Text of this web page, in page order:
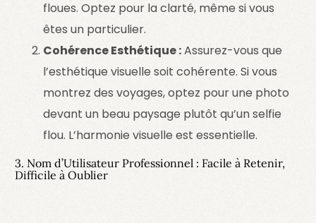
floues. Optez pour la clarté, même si vous
êtes un particulier.
Cohérence Esthétique :Assurez-vous que
l’esthétique visuelle soit cohérente. Si vous
montrez des voyages, optez pour une photo
devant un beau paysage plutôt qu’un selfie
flou. L’harmonie visuelle est essentielle.
3. Nom d’Utilisateur Professionnel : Facile à Retenir,
Difficile à Oublier